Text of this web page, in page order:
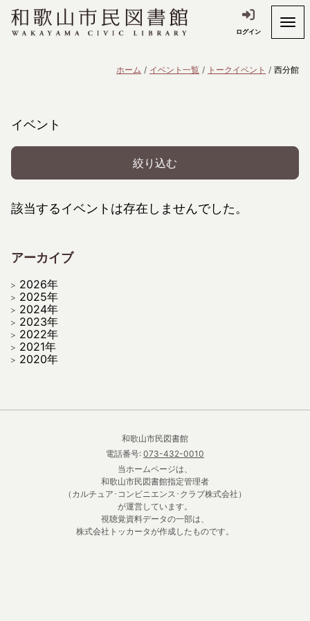
ログイン
ホーム イベント一覧 トークイベント 西分館
イベント
絞り込む
該当するイベントは存在しませんでした。
アーカイブ
2026年
2025年
2024年
2023年
2022年
2021年
2020年
和歌山市民図書館
電話番号: 073-432-0010
当ホームページは、
和歌山市民図書館指定管理者
（カルチュア･コンビニエンス･クラブ株式会社）
が運営しています。
視聴覚資料データの一部は、
株式会社トッカータが作成したものです。